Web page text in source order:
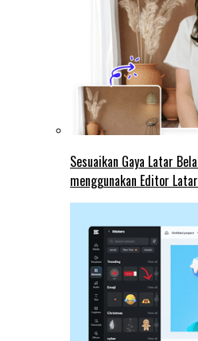
Sesuaikan Gaya Latar
menggunakan Editor